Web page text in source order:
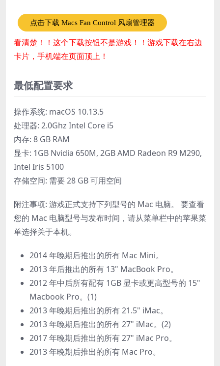
点击下载 Macs Fan Control 风扇管理器
看清楚！！这个下载按钮不是游戏！！游戏下载在右边
卡片，手机端在页面顶上！
最低配置要求
操作系统: macOS 10.13.5
处理器: 2.0Ghz Intel Core i5
内存: 8 GB RAM
显卡: 1GB Nvidia 650M, 2GB AMD Radeon R9 M290,
Intel Iris 5100
存储空间: 需要 28 GB 可用空间
附注事项: 游戏正式支持下列型号的 Mac 电脑。 要查看
您的 Mac 电脑型号与发布时间，请从菜单栏中的苹果菜
单选择关于本机。
2014 年晚期后推出的所有 Mac Mini。
2013 年后推出的所有 13" MacBook Pro。
2012 年中后所有配有 1GB 显卡或更高型号的 15"
Macbook Pro。(1)
2013 年晚期后推出的所有 21.5" iMac。
2013 年晚期后推出的所有 27" iMac。(2)
2017 年晚期后推出的所有 27" iMac Pro。
2013 年晚期后推出的所有 Mac Pro。